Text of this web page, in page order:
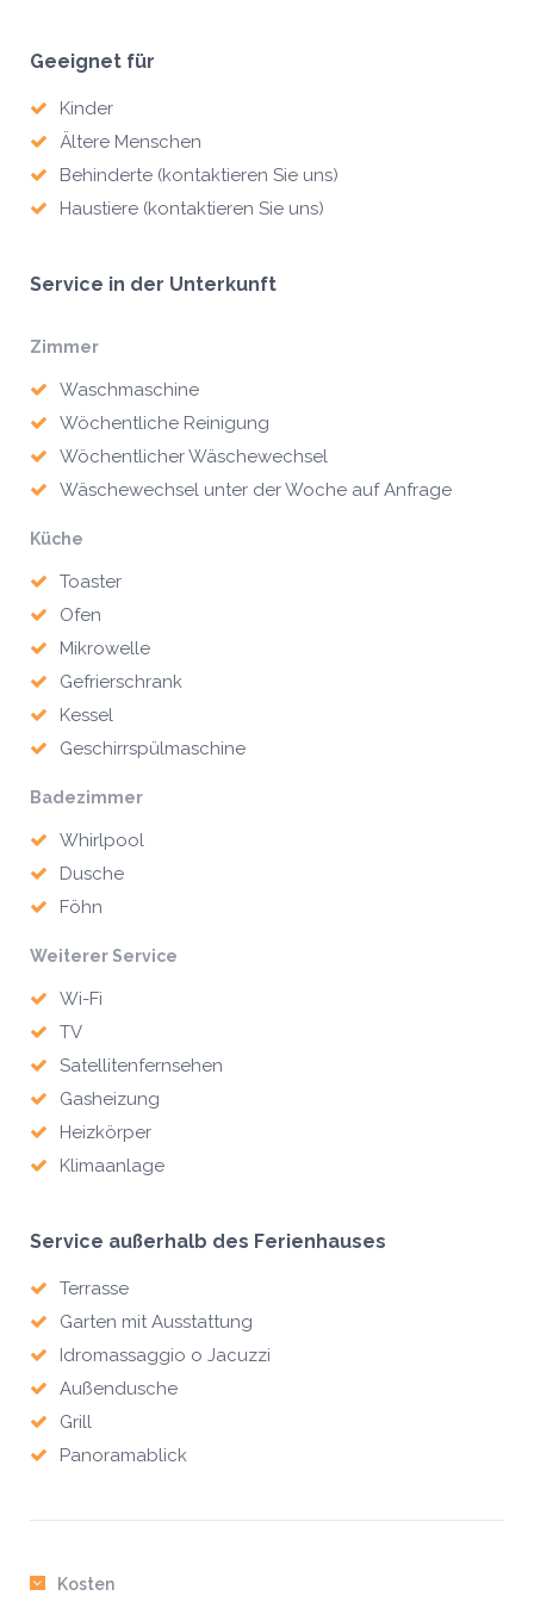
Geeignet für
Kinder
Ältere Menschen
Behinderte (kontaktieren Sie uns)
Haustiere (kontaktieren Sie uns)
Service in der Unterkunft
Zimmer
Waschmaschine
Wöchentliche Reinigung
Wöchentlicher Wäschewechsel
Wäschewechsel unter der Woche auf Anfrage
Küche
Toaster
Ofen
Mikrowelle
Gefrierschrank
Kessel
Geschirrspülmaschine
Badezimmer
Whirlpool
Dusche
Föhn
Weiterer Service
Wi-Fi
TV
Satellitenfernsehen
Gasheizung
Heizkörper
Klimaanlage
Service außerhalb des Ferienhauses
Terrasse
Garten mit Ausstattung
Idromassaggio o Jacuzzi
Außendusche
Grill
Panoramablick
Kosten